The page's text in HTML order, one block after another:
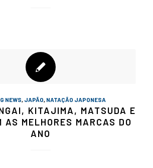
NEWS, JAPÃO, NATAÇÃO JAPONESA
KITAJIMA, MATSUDA E
AS MELHORES MARCAS DO
ANO